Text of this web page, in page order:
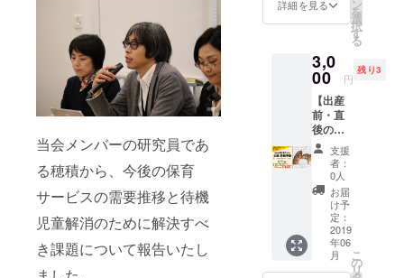
当会メンバーの研究員であ
る穂積から、今後の保育
サービスの需要推移と待機
児童解消のために解決すべ
き課題について報告いたし
（金）
内容：
(A)18:3
0～
19:45
お産の
日の１
日
(B)19:4
21:00
育児の
イメー
ジを膨
らまそ
詳細を見る ン
を
選
択
す
る
3,0
00 円
残り3
【出産
前・直
後のパ
パへ
（新企
画）】
助産師
難波直
子さん
の「父
親･両親
学級」
日時：6
支援
者：
0人
お届
け予
定：
2019
年06
月
こ
の
リ